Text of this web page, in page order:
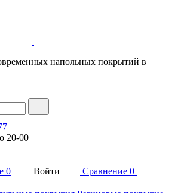
напольных покрытий в
20-00
0 Войти Сравнение 0